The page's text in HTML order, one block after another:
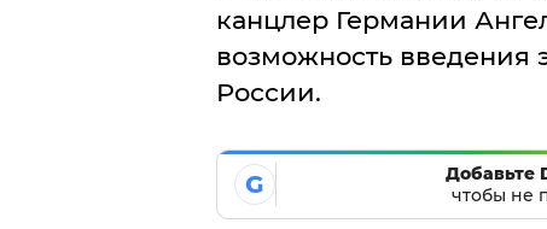
канцлер Германии
возможность введения
России.
G
Добавьте
чтобы не